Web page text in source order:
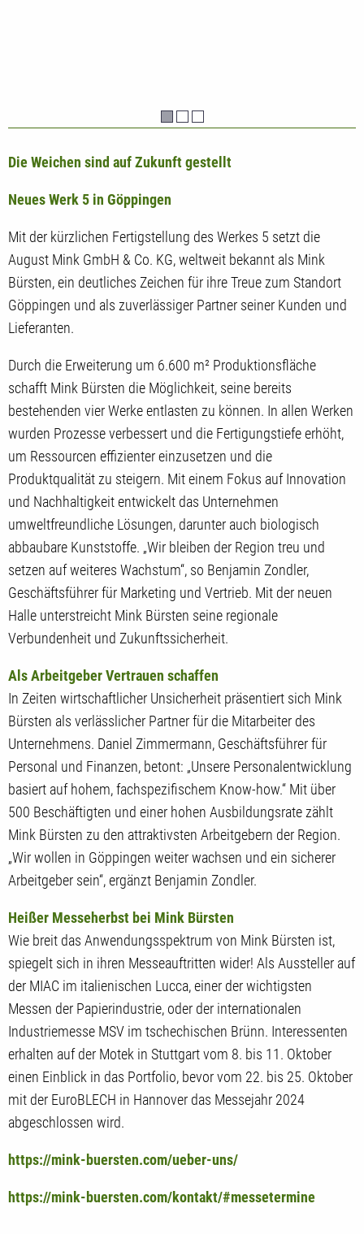
Die Weichen sind auf Zukunft gestellt
Neues Werk 5 in Göppingen
Mit der kürzlichen Fertigstellung des Werkes 5 setzt die
August Mink GmbH & Co. KG, weltweit bekannt als Mink
Bürsten, ein deutliches Zeichen für ihre Treue zum Standort
Göppingen und als zuverlässiger Partner seiner Kunden und
Lieferanten.
Durch die Erweiterung um 6.600 m² Produktionsfläche
schafft Mink Bürsten die Möglichkeit, seine bereits
bestehenden vier Werke entlasten zu können. In allen Werken
wurden Prozesse verbessert und die Fertigungstiefe erhöht,
um Ressourcen effizienter einzusetzen und die
Produktqualität zu steigern. Mit einem Fokus auf Innovation
und Nachhaltigkeit entwickelt das Unternehmen
umweltfreundliche Lösungen, darunter auch biologisch
abbaubare Kunststoffe. „Wir bleiben der Region treu und
setzen auf weiteres Wachstum“, so Benjamin Zondler,
Geschäftsführer für Marketing und Vertrieb. Mit der neuen
Halle unterstreicht Mink Bürsten seine regionale
Verbundenheit und Zukunftssicherheit.
Als Arbeitgeber Vertrauen schaffen
In Zeiten wirtschaftlicher Unsicherheit präsentiert sich Mink
Bürsten als verlässlicher Partner für die Mitarbeiter des
Unternehmens. Daniel Zimmermann, Geschäftsführer für
Personal und Finanzen, betont: „Unsere Personalentwicklung
basiert auf hohem, fachspezifischem Know-how.“ Mit über
500 Beschäftigten und einer hohen Ausbildungsrate zählt
Mink Bürsten zu den attraktivsten Arbeitgebern der Region.
„Wir wollen in Göppingen weiter wachsen und ein sicherer
Arbeitgeber sein“, ergänzt Benjamin Zondler.
Heißer Messeherbst bei Mink Bürsten
Wie breit das Anwendungsspektrum von Mink Bürsten ist,
spiegelt sich in ihren Messeauftritten wider! Als Aussteller auf
der MIAC im italienischen Lucca, einer der wichtigsten
Messen der Papierindustrie, oder der internationalen
Industriemesse MSV im tschechischen Brünn. Interessenten
erhalten auf der Motek in Stuttgart vom 8. bis 11. Oktober
einen Einblick in das Portfolio, bevor vom 22. bis 25. Oktober
mit der EuroBLECH in Hannover das Messejahr 2024
abgeschlossen wird.
https://mink-buersten.com/ueber-uns/
https://mink-buersten.com/kontakt/#messetermine